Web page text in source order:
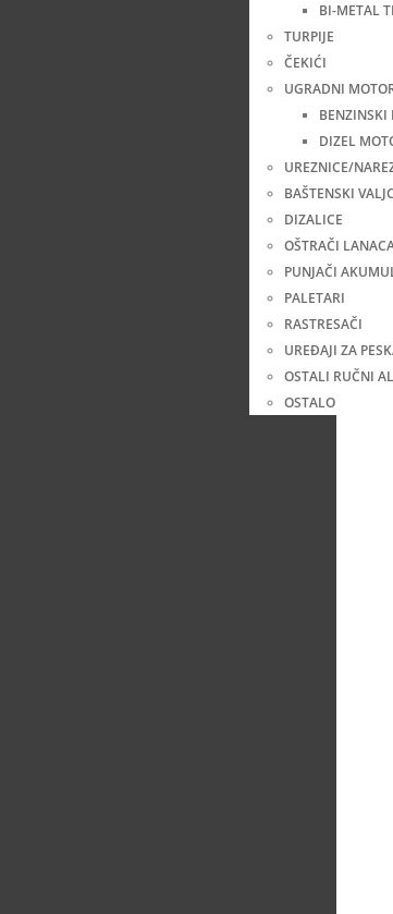
BI-METAL
TURPIJE
ČEKIĆI
UGRADNI
BENZINSKI
DIZEL
UREZNICE/
BAŠTENSKI
DIZALICE
OŠTRAČI
PUNJAČI
PALETARI
RASTRESAČI
UREĐAJI ZA
OSTALI RUČNI
OSTALO